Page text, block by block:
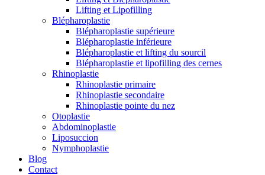
Lifting et Lipofilling
Blépharoplastie
Blépharoplastie supérieure
Blépharoplastie inférieure
Blépharoplastie et lifting du sourcil
Blépharoplastie et lipofilling des cernes
Rhinoplastie
Rhinoplastie primaire
Rhinoplastie secondaire
Rhinoplastie pointe du nez
Otoplastie
Abdominoplastie
Liposuccion
Nymphoplastie
Blog
Contact